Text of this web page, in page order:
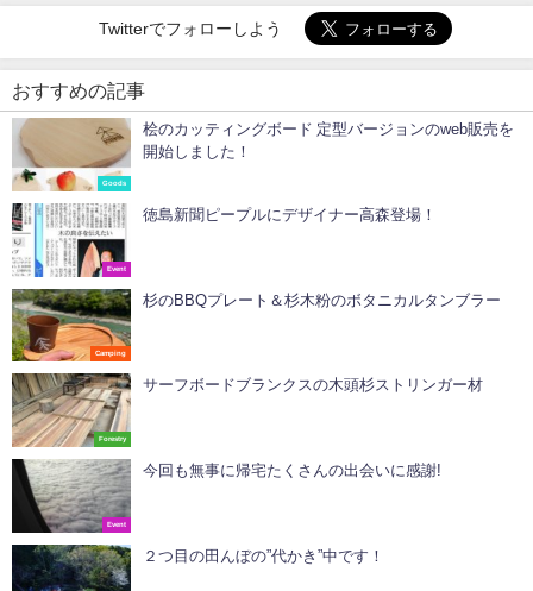
Twitterでフォローしよう
おすすめの記事
Goods
桧のカッティングボード 定型バージョンのweb販売を
開始しました！
Event
徳島新聞ピープルにデザイナー高森登場！
Camping
杉のBBQプレート＆杉木粉のボタニカルタンブラー
Forestry
サーフボードブランクスの木頭杉ストリンガー材
Event
今回も無事に帰宅たくさんの出会いに感謝!
２つ目の田んぼの”代かき”中です！